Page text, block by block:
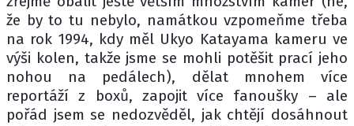
že by to tu nebylo, namátkou vzpomeňme třeba
na rok 1994, kdy měl Ukyo Katayama kameru ve
výši kolen, takže jsme se mohli potěšit prací jeho
nohou na pedálech), dělat mnohem více
reportáží z boxů, zapojit více fanoušky – ale
pořád jsem se nedozvěděl, jak chtějí dosáhnout